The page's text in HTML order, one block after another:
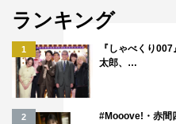
ランキング
1
『しゃべくり
太郎、…
2
#Mooove!・赤間